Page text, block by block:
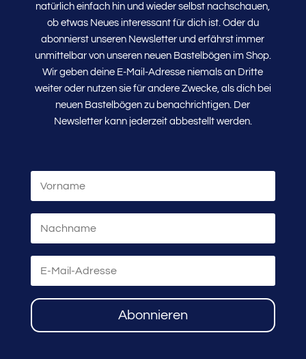
natürlich einfach hin und wieder selbst nachschauen,
ob etwas Neues interessant für dich ist. Oder du
abonnierst unseren Newsletter und erfährst immer
unmittelbar von unseren neuen Bastelbögen im Shop.
Wir geben deine E-Mail-Adresse niemals an Dritte
weiter oder nutzen sie für andere Zwecke, als dich bei
neuen Bastelbögen zu benachrichtigen. Der
Newsletter kann jederzeit abbestellt werden.
Abonnieren